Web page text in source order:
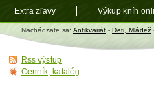
Antikvariát
shop.sk
Nachádzate sa: Antikvariát - Deti, Mládež
Rss výstup
Cenník, katalóg
Extra zľavy Výkup kníh